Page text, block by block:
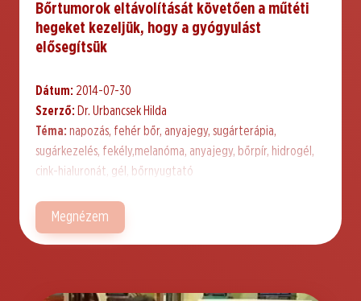
Bőrtumorok eltávolítását követően a műtéti
hegeket kezeljük, hogy a gyógyulást
elősegítsük
Dátum: 2014-07-30
Szerző: Dr. Urbancsek Hilda
Téma: napozás, fehér bőr, anyajegy, sugárterápia,
sugárkezelés, fekély,melanóma, anyajegy, bőrpír, hidrogél,
cink-hialuronát, gél, bőrnyugtató
Megnézem